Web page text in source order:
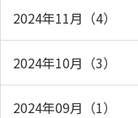
2024年11月（4）
2024年10月（3）
2024年09月（1）